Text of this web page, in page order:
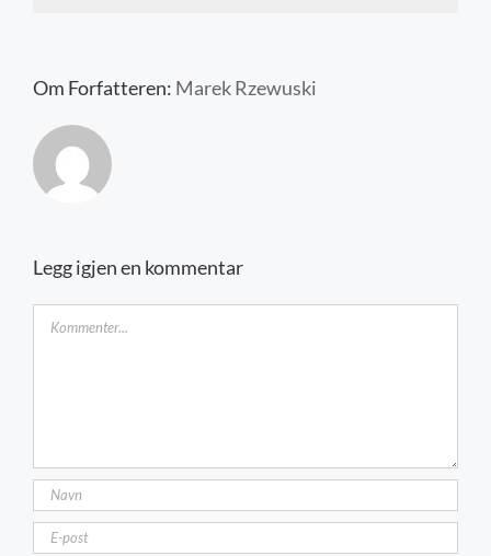
Om Forfatteren: Marek Rzewuski
Legg igjen en kommentar